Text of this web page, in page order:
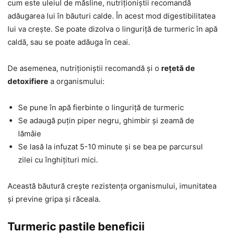
cum este uleiul de măsline, nutriționiștii recomandă
adăugarea lui în băuturi calde. În acest mod digestibilitatea
lui va crește. Se poate dizolva o linguriță de turmeric în apă
caldă, sau se poate adăuga în ceai.
De asemenea, nutriționiștii recomandă și o rețetă de
detoxifiere a organismului:
Se pune în apă fierbinte o linguriță de turmeric
Se adaugă puțin piper negru, ghimbir și zeamă de
lămâie
Se lasă la infuzat 5-10 minute și se bea pe parcursul
zilei cu înghițituri mici.
Această băutură crește rezistența organismului, imunitatea
și previne gripa și răceala.
Turmeric pastile beneficii